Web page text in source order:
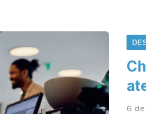
6